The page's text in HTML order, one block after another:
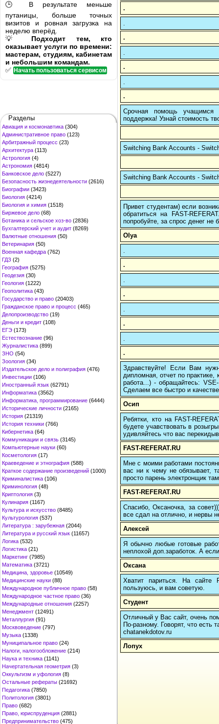
🕒 В результате меньше
путаницы, больше точных
визитов и ровная загрузка на
неделю вперёд.
💡 Подходит тем, кто
оказывает услуги по времени:
мастерам, студиям, кабинетам
и небольшим командам.
✅ Начать пользоваться сервисом
Разделы
Авиация и космонавтика (304)
Административное право (123)
Арбитражный процесс (23)
Архитектура (113)
Астрология (4)
Астрономия (4814)
Банковское дело (5227)
Безопасность жизнедеятельности (2616)
Биографии (3423)
Биология (4214)
Биология и химия (1518)
Биржевое дело (68)
Ботаника и сельское хоз-во (2836)
Бухгалтерский учет и аудит (8269)
Валютные отношения (50)
Ветеринария (50)
Военная кафедра (762)
ГДЗ (2)
География (5275)
Геодезия (30)
Геология (1222)
Геополитика (43)
Государство и право (20403)
Гражданское право и процесс (465)
Делопроизводство (19)
Деньги и кредит (108)
ЕГЭ (173)
Естествознание (96)
Журналистика (899)
ЗНО (54)
Зоология (34)
Издательское дело и полиграфия (476)
Инвестиции (106)
Иностранный язык (62791)
Информатика (3562)
Информатика, программирование (6444)
Исторические личности (2165)
История (21319)
История техники (766)
Кибернетика (64)
Коммуникации и связь (3145)
Компьютерные науки (60)
Косметология (17)
Краеведение и этнография (588)
Краткое содержание произведений (1000)
Криминалистика (106)
Криминология (48)
Криптология (3)
Кулинария (1167)
Культура и искусство (8485)
Культурология (537)
Литература : зарубежная (2044)
Литература и русский язык (11657)
Логика (532)
Логистика (21)
Маркетинг (7985)
Математика (3721)
Медицина, здоровье (10549)
Медицинские науки (88)
Международное публичное право (58)
Международное частное право (36)
Международные отношения (2257)
Менеджмент (12491)
Металлургия (91)
Москвоведение (797)
Музыка (1338)
Муниципальное право (24)
Налоги, налогообложение (214)
Наука и техника (1141)
Начертательная геометрия (3)
Оккультизм и уфология (8)
Остальные рефераты (21692)
Педагогика (7850)
Политология (3801)
Право (682)
Право, юриспруденция (2881)
Предпринимательство (475)
.
.
.
.
Срочная помощь учащимся в
поддержка! Узнай стоимость
Switching Bank Accounts -
Switching Bank Accounts -
Привет студентам) если
обратиться на FAST-
попробуйте, за спрос денег не
Olya
.
.
.
.
Здравствуйте! Если Вам
дипломная, отчет по
работа...) - обращайтесь:
Сделаем все быстро и
Осип
Ребятки, кто на FAST-
будете учавствовать в
удивляйтесь что вас
FAST-REFERAT.RU
Мне с моими работами
вас ни к чему не обязывает,
просто парень электронщик
FAST-REFERAT.RU
Спасибо, Оксаночка, за
все сдал на отлично, и нервы
Алексей
Я обычно любые готовые
неплохой доп.заработок. А
Оксана
Хватит париться. На
пользуюсь, и вам советую.
Студент
Отличный у Вас сайт, очень
По-разному. Говорят, что есть
chatanekdotov.ru
Лопух